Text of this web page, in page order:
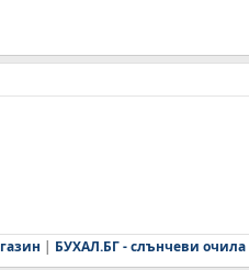
| БУХАЛ.БГ - слънчеви очила